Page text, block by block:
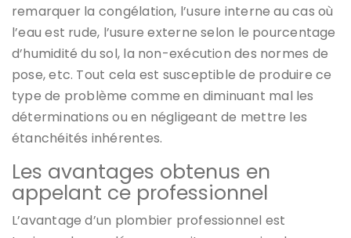
remarquer la congélation, l’usure interne au cas où
l’eau est rude, l’usure externe selon le pourcentage
d’humidité du sol, la non-exécution des normes de
pose, etc. Tout cela est susceptible de produire ce
type de problème comme en diminuant mal les
déterminations ou en négligeant de mettre les
étanchéités inhérentes.
Les avantages obtenus en
appelant ce professionnel
L’avantage d’un plombier professionnel est